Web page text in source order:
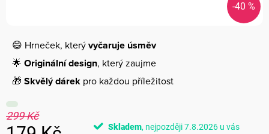
-40 %
😄 Hrneček, kterývyčaruje úsměv
🌟 Originální design, který zaujme
🎁 Skvělý dárek pro každou příležitost
299 Kč
Skladem 7.8.2026